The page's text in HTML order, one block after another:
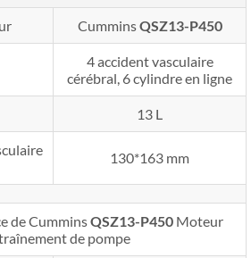
CumminsQSZ13-P450
4 accident vasculaire
cérébral, 6 cylindre en ligne
13 L
130*163 mm
de CumminsQSZ13-P450 Moteur
de pompe